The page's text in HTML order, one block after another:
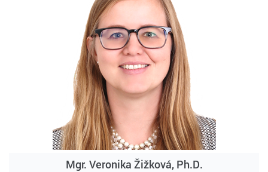
Mgr. Veronika Žižková, Ph.D.